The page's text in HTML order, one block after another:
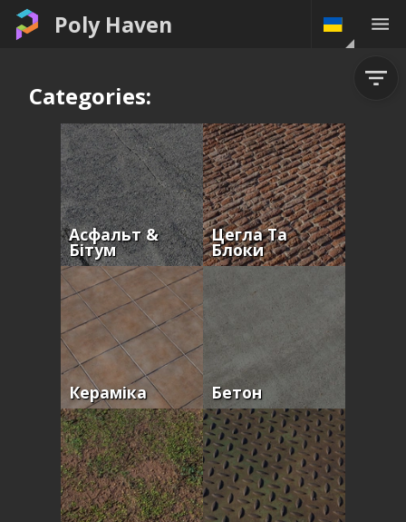
Poly Haven
Categories:
Асфальт &
Бітум
Цегла Та
Блоки
Кераміка Бетон